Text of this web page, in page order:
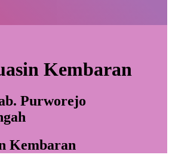
Kembaran
Purworejo
Kembaran